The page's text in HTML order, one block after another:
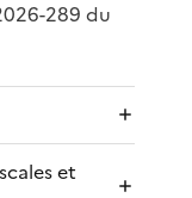
289 du
et